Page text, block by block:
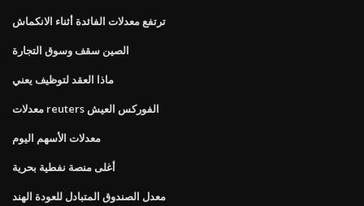
ترتفع معدلات الفائدة أثناء الانكماش
الصين سقف وسوق التجارة
ماذا العقد لتوظيف يعني
معدلات reuters الفوركس العيش
معدلات الأسهم اليوم
أغلى منصة نفطية بحرية
معدل الصندوق المتبادل للعودة الهند